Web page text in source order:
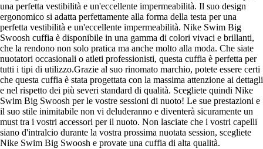
una perfetta vestibilità e un'eccellente impermeabilità. Il suo design
ergonomico si adatta perfettamente alla forma della testa per una
perfetta vestibilità e un'eccellente impermeabilità. Nike Swim Big
Swoosh cuffia è disponibile in una gamma di colori vivaci e brillanti,
che la rendono non solo pratica ma anche molto alla moda. Che siate
nuotatori occasionali o atleti professionisti, questa cuffia è perfetta per
tutti i tipi di utilizzo.Grazie al suo rinomato marchio, potete essere certi
che questa cuffia è stata progettata con la massima attenzione ai dettagli
e nel rispetto dei più severi standard di qualità. Scegliete quindi Nike
Swim Big Swoosh per le vostre sessioni di nuoto! Le sue prestazioni e
il suo stile inimitabile non vi deluderanno e diventerà sicuramente un
must tra i vostri accessori per il nuoto. Non lasciate che i vostri capelli
siano d'intralcio durante la vostra prossima nuotata session, scegliete
Nike Swim Big Swoosh e provate una cuffia di alta qualità.